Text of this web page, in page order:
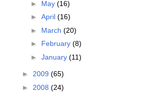
► May (16)
► April (16)
► March (20)
► February (8)
► January (11)
► 2009 (65)
► 2008 (24)